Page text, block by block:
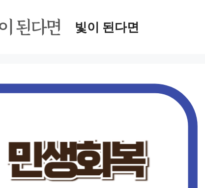
빛이 된다면